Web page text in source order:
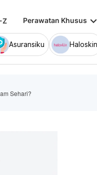
Z Perawatan Khusus keyboard_arrow_down
Asuransiku Haloskin
Sehari?